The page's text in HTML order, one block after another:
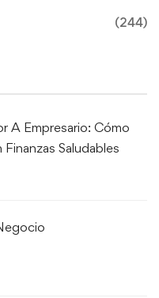
(244)
A Empresario: Cómo
Saludables